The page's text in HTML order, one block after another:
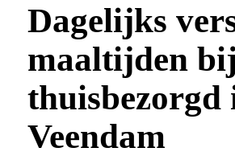
Dagelijks
maaltijden
thuisbezorgd
Veendam